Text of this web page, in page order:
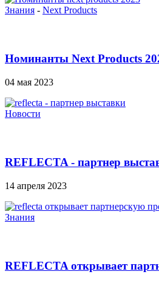
Знания - Next Products
Номинанты Next Products
04 мая 2023
Новости
REFLECTA - партнер
14 апреля 2023
Знания
REFLECTA открывает